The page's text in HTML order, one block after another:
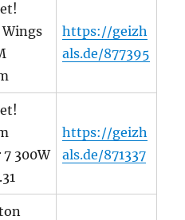
https://geizh
als.de/877395
7 300W
https://geizh
als.de/871337